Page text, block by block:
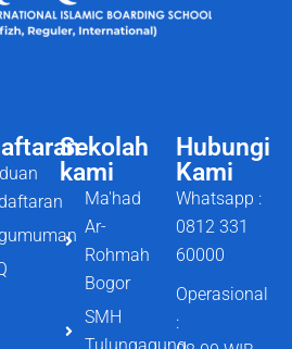
Hubungi
Kami
Whatsapp :
0812 331
60000
Operasional
:
Sekolah
kami
Ma'had
Ar-
Rohmah
Bogor
SMH